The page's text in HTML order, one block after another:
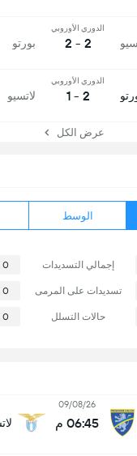
09/08/26
06:45 م
الوسط
إجمالي التسديدات 0
تسديدات على المرمى 0
حالات التسلل 0
الدوري الأوروبي
2 - 2 بورتو
الدوري الأوروبي
2 - 1 لاتسيو
عرض الكل